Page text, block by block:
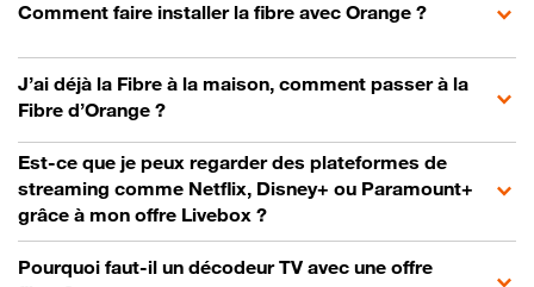
Comment faire installer la fibre avec Orange ?
J’ai déjà la Fibre à la maison, comment passer à la
Fibre d’Orange ?
Est-ce que je peux regarder des plateformes de
streaming comme Netflix, Disney+ ou Paramount+
grâce à mon offre Livebox ?
Pourquoi faut-il un décodeur TV avec une offre